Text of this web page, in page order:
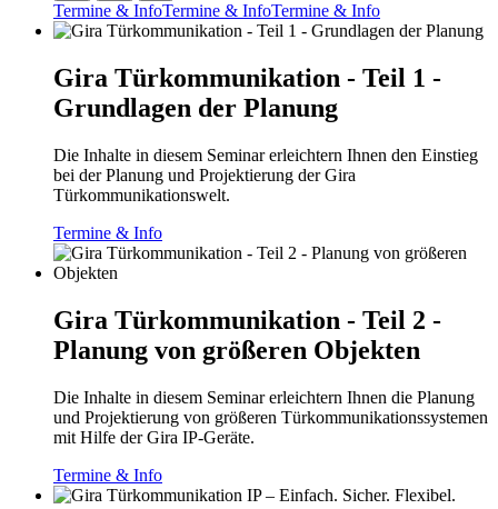
Termine & InfoTermine & InfoTermine & Info
Gira Türkommunikation - Teil 1 -
Grundlagen der Planung
Die Inhalte in diesem Seminar erleichtern Ihnen den Einstieg
bei der Planung und Projektierung der Gira
Türkommunikationswelt.
Termine & Info
Gira Türkommunikation - Teil 2 -
Planung von größeren Objekten
Die Inhalte in diesem Seminar erleichtern Ihnen die Planung
und Projektierung von größeren Türkommunikationssystemen
mit Hilfe der Gira IP-Geräte.
Termine & Info